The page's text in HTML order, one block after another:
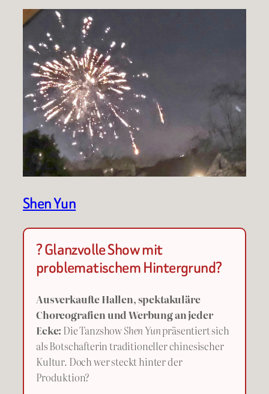
Shen Yun
? Glanzvolle Show mit
problematischem Hintergrund?
Ausverkaufte Hallen, spektakuläre
Choreografien und Werbung an jeder
Ecke: Die TanzshowShen Yunpräsentiert sich
als Botschafterin traditioneller chinesischer
Kultur. Doch wer steckt hinter der
Produktion?